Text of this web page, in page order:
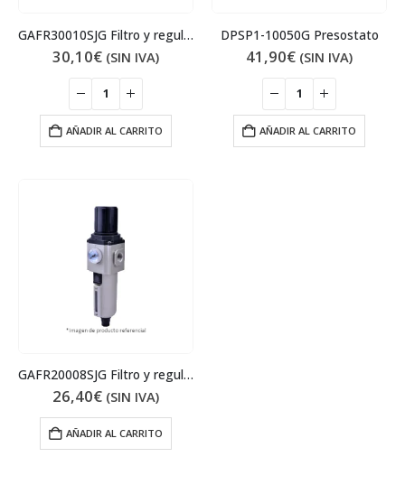
GAFR30010SJG Filtro y regulador
30,10€ (SIN IVA)
AÑADIR AL CARRITO
DPSP1-10050G Presostato
41,90€ (SIN IVA)
AÑADIR AL CARRITO
GAFR20008SJG Filtro y regulador
26,40€ (SIN IVA)
AÑADIR AL CARRITO